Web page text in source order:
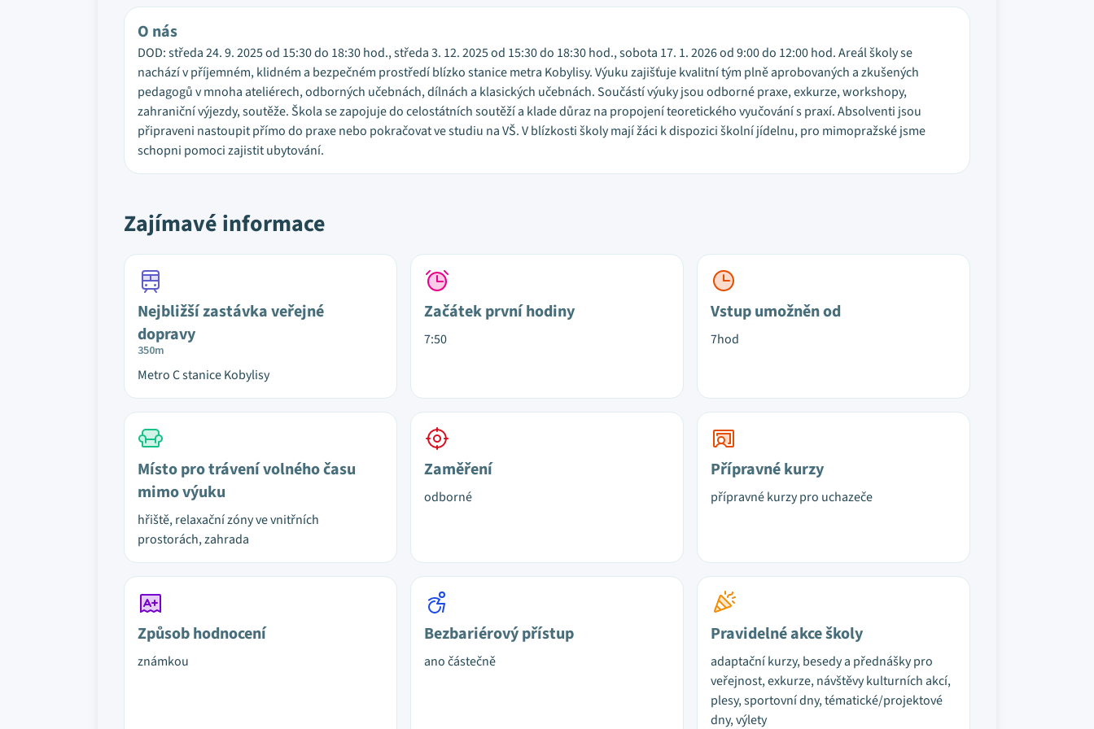
O nás
DOD: středa 24. 9. 2025 od 15:30 do 18:30 hod., středa 3. 12. 2025 od 15:30 do 18:30 hod., sobota 17. 1. 2026 od 9:00 do 12:00 hod. Areál školy se
nachází v příjemném, klidném a bezpečném prostředí blízko stanice metra Kobylisy. Výuku zajišťuje kvalitní tým plně aprobovaných a zkušených
pedagogů v mnoha ateliérech, odborných učebnách, dílnách a klasických učebnách. Součástí výuky jsou odborné praxe, exkurze, workshopy,
zahraniční výjezdy, soutěže. Škola se zapojuje do celostátních soutěží a klade důraz na propojení teoretického vyučování s praxí. Absolventi jsou
připraveni nastoupit přímo do praxe nebo pokračovat ve studiu na VŠ. V blízkosti školy mají žáci k dispozici školní jídelnu, pro mimopražské jsme
schopni pomoci zajistit ubytování.
Zajímavé informace
Nejbližší zastávka veřejné
dopravy
350m
Metro C stanice Kobylisy
Začátek první hodiny
7:50
Vstup umožněn od
7hod
Místo pro trávení volného času
mimo výuku
hřiště, relaxační zóny ve vnitřních
prostorách, zahrada
Zaměření
odborné
Přípravné kurzy
přípravné kurzy pro uchazeče
Způsob hodnocení
známkou
Bezbariérový přístup
ano částečně
Pravidelné akce školy
adaptační kurzy, besedy a přednášky pro
veřejnost, exkurze, návštěvy kulturních akcí,
plesy, sportovní dny, tématické/projektové
dny, výlety